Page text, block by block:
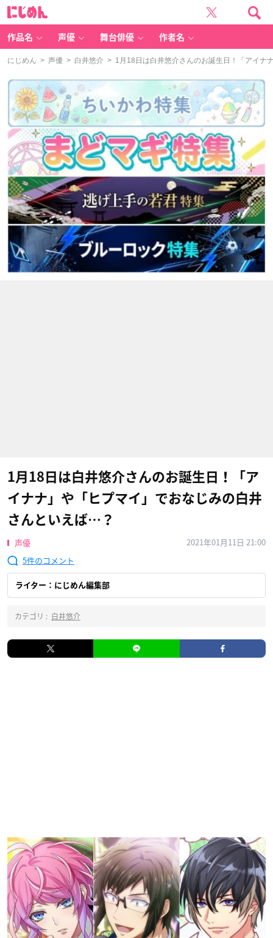
作品名 声優 舞台俳優 作者名
にじめん > 声優 > 白井悠介 > 1月18日は白井悠介さんのお誕生日！「アイナ
1月18日は白井悠介さんのお誕生日！「ア
イナナ」や「ヒプマイ」でおなじみの白井
さんといえば…？
声優
2021年01月11日 21:00
5
ライター：にじめん編集部
カテゴリ : 白井悠介